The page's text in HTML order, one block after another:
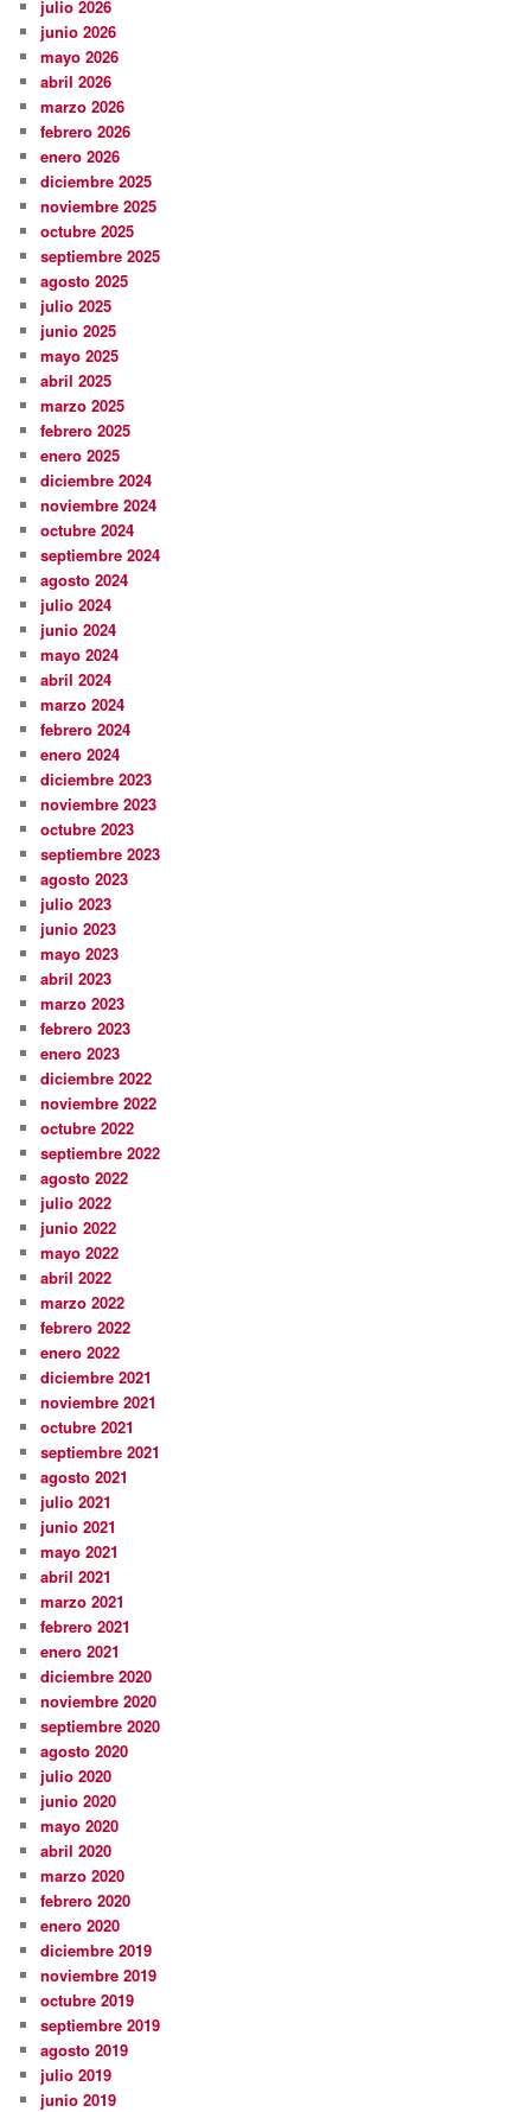
julio 2026
junio 2026
mayo 2026
abril 2026
marzo 2026
febrero 2026
enero 2026
diciembre 2025
noviembre 2025
octubre 2025
septiembre 2025
agosto 2025
julio 2025
junio 2025
mayo 2025
abril 2025
marzo 2025
febrero 2025
enero 2025
diciembre 2024
noviembre 2024
octubre 2024
septiembre 2024
agosto 2024
julio 2024
junio 2024
mayo 2024
abril 2024
marzo 2024
febrero 2024
enero 2024
diciembre 2023
noviembre 2023
octubre 2023
septiembre 2023
agosto 2023
julio 2023
junio 2023
mayo 2023
abril 2023
marzo 2023
febrero 2023
enero 2023
diciembre 2022
noviembre 2022
octubre 2022
septiembre 2022
agosto 2022
julio 2022
junio 2022
mayo 2022
abril 2022
marzo 2022
febrero 2022
enero 2022
diciembre 2021
noviembre 2021
octubre 2021
septiembre 2021
agosto 2021
julio 2021
junio 2021
mayo 2021
abril 2021
marzo 2021
febrero 2021
enero 2021
diciembre 2020
noviembre 2020
septiembre 2020
agosto 2020
julio 2020
junio 2020
mayo 2020
abril 2020
marzo 2020
febrero 2020
enero 2020
diciembre 2019
noviembre 2019
octubre 2019
septiembre 2019
agosto 2019
julio 2019
junio 2019